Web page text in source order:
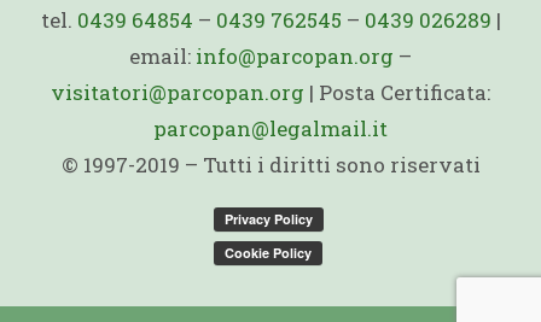
tel. 0439 64854 – 0439 762545 – 0439 026289 |
email: info@parcopan.org –
visitatori@parcopan.org | Posta Certificata:
parcopan@legalmail.it
© 1997-2019 – Tutti i diritti sono riservati